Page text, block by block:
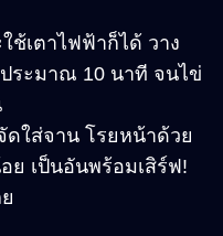
ช้เตาไฟฟ้าก็ได้ วาง
ระมาณ 10 นาที จนไข่
ดใส่จาน โรยหน้าด้วย
ย เป็นอันพร้อมเสิร์ฟ!